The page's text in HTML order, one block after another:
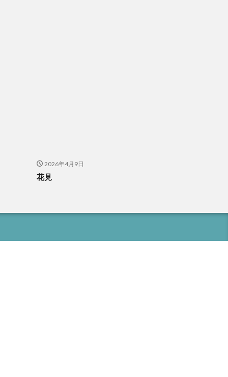
2026年4月9日
花見